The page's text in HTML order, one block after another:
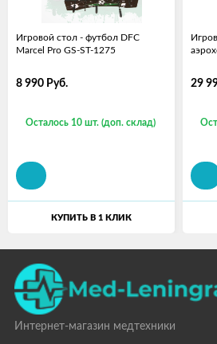
Игровой стол - футбол DFC
Marcel Pro GS-ST-1275
8 990 Руб.
Осталось 10 шт. (доп. склад)
КУПИТЬ В 1 КЛИК
29
Интернет-магазин медтехники